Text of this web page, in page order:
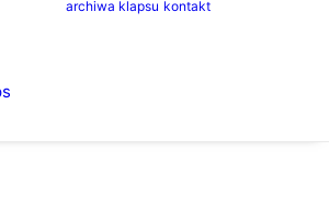
archiwa klapsu kontakt